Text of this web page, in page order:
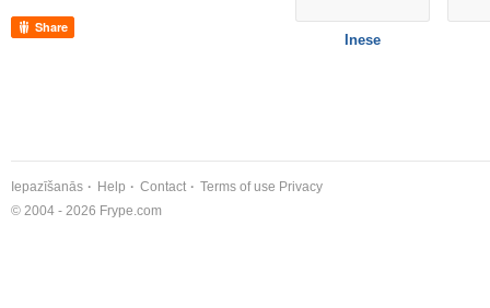
Share
Inese
Iepazīšanās Help Contact Terms of use Privacy
© 2004 - 2026 Frype.com